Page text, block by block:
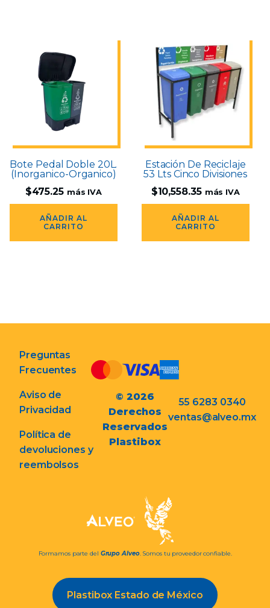
Bote Pedal Doble 20L.
(Inorganico-Organico)
$475.25 más IVA
AÑADIR AL
CARRITO
Estación De Reciclaje
53 Lts Cinco Divisiones
$10,558.35 más IVA
AÑADIR AL
CARRITO
Preguntas
Frecuentes
Aviso de
Privacidad
Política de
devoluciones y
reembolsos
© 2026
Derechos
Reservados
Plastibox
55 6283 0340
ventas@alveo.mx
Formamos parte del Grupo Alveo. Somos tu proveedor confiable.
Plastibox Estado de México